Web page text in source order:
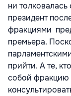
ни
президент
фракциями
премьера.
прийти. А те,
собой фракцию